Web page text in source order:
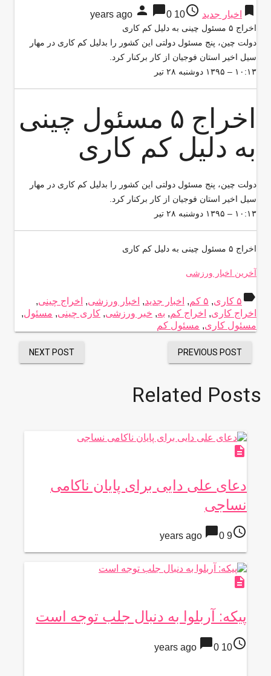
bookmark اخبار جدید access_time
10 years ago
person chat_bubble0
اخراج ۵ مسئول چینی به دلیل کم کاری
دولت چین، پنج مسئول دولتی این کشور را بدلیل کم کاری در مهار
سیل اخیر استان فوجیان از کار برکنار کرد.
۱۰:۱۳ – ۱۳۹۵ دوشنبه ۲۸ تیر
اخراج ۵ مسئول چینی
به دلیل کم کاری
دولت چین، پنج مسئول دولتی این کشور را بدلیل کم کاری در مهار
سیل اخیر استان فوجیان از کار برکنار کرد.
۱۰:۱۳ – ۱۳۹۵ دوشنبه ۲۸ تیر
اخراج ۵ مسئول چینی به دلیل کم کاری
آخرین اخبار ورزشی
label ۵ کاری , ۵ کم , اخبار جدید, اخبار ورزشی, اخراج چینی,
اخراج کاری, اخراج کم, به, خبر ورزشی, کاری چینی, مسئول,
مسئول کاری, مسئول کم
PREVIOUS POST
NEXT POST
Related Posts
description
دعای علی دایی برای پایان ناکامی
نساجی
access_time
9 years ago
chat_bubble0
description
پیکه: آربلوا به دنبال جلب توجه است
access_time
10 years ago
chat_bubble0